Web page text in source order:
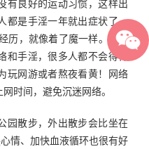
有良好的运动习惯，这样出
都是手淫一年就出症状了，
历，就像着了魔一样。得神
手淫，很多人都不会得神
玩网游或者熬夜看黄！网络
时间，避免沉迷网络。
园散步，外出散步会比坐在
情、加快血液循环也很有好